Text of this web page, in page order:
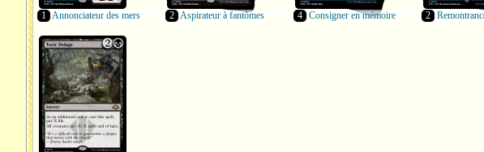
1 Annonciateur des mers 2 Aspirateur à fantômes 4 Consigner en mémoire 2